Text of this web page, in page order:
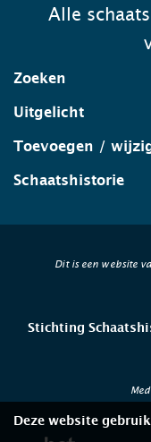
Alle
Zoeken
Uitgelicht
Toevoegen /
Schaatshistorie
Dit is een website
Stichting
Deze website